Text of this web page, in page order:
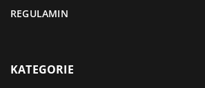
REGULAMIN
KATEGORIE